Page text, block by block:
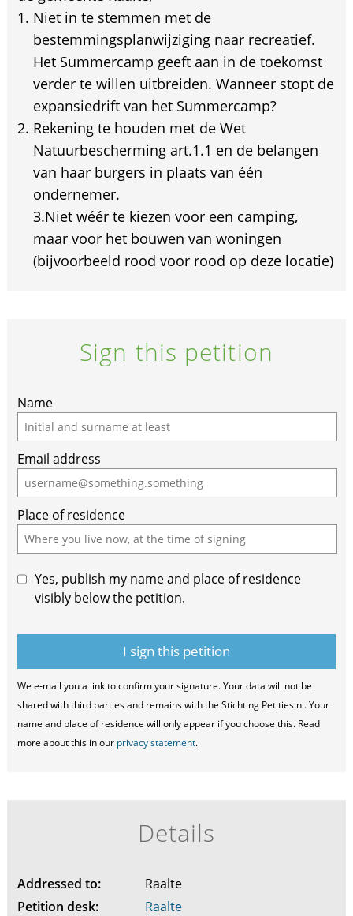
Niet in te stemmen met de
bestemmingsplanwijziging naar recreatief.
Het Summercamp geeft aan in de toekomst
verder te willen uitbreiden. Wanneer stopt de
expansiedrift van het Summercamp?
Rekening te houden met de Wet
Natuurbescherming art.1.1 en de belangen
van haar burgers in plaats van één
ondernemer.
3.Niet wéér te kiezen voor een camping,
maar voor het bouwen van woningen
(bijvoorbeeld rood voor rood op deze locatie)
Sign this petition
Name
Email address
Place of residence
Yes, publish my name and place of residence
visibly below the petition.
We e-mail you a link to confirm your signature. Your data will not be
shared with third parties and remains with the Stichting Petities.nl. Your
name and place of residence will only appear if you choose this. Read
more about this in our privacy statement.
Details
Addressed to:
Raalte
Petition desk:
Raalte